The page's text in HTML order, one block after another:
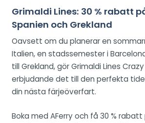
Grimaldi Lines: 30 % rabatt
Spanien och Grekland
Oavsett om du planerar en
Italien, en stadssemester i
till Grekland, gör Grimaldi Lines
erbjudande det till den perfekta
din nästa färjeöverfart.
Boka med AFerry och få 30 %